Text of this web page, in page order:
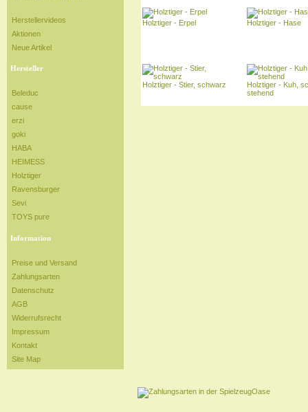
Herstellervideos
Aktionen
Neue Artikel
Hersteller
Beleduc
cause
erzi
goki
HABA
HEIMESS
Holztiger
Ravensburger
Sevi
TOYS pure
Information
Preise und Versand
Zahlungsarten
Datenschutz
AGB
Widerrufsrecht
Impressum
Kontakt
Site Map
Holztiger - Erpel Holztiger - Hase
Holztiger - Stier, schwarz
Holztiger - Kuh,
stehend